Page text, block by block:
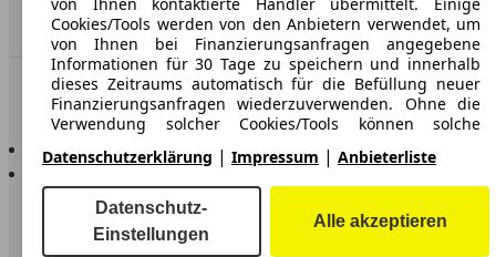
Händler
In Verbindung bleiben
AutoScout24 für Android
von Ihnen kontaktierte Händler übermittelt. Einige
Cookies/Tools werden von den Anbietern verwendet, um
von Ihnen bei Finanzierungsanfragen angegebene
Informationen für 30 Tage zu speichern und innerhalb
dieses Zeitraums automatisch für die Befüllung neuer
Finanzierungsanfragen wiederzuverwenden. Ohne die
Verwendung solcher Cookies/Tools können solche
werden.
Wir arbeiten mit 263 Anbietern zusammen.
Datenschutzerklärung | Impressum | Anbieterliste
Datenschutz-
Einstellungen
Alle akzeptieren